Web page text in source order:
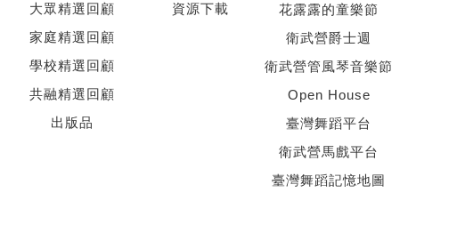
大眾精選回顧
家庭精選回顧
學校精選回顧
共融精選回顧
出版品
資源下載
花露露的童樂節
衛武營爵士週
衛武營管風琴音樂節
Open House
臺灣舞蹈平台
衛武營馬戲平台
臺灣舞蹈記憶地圖